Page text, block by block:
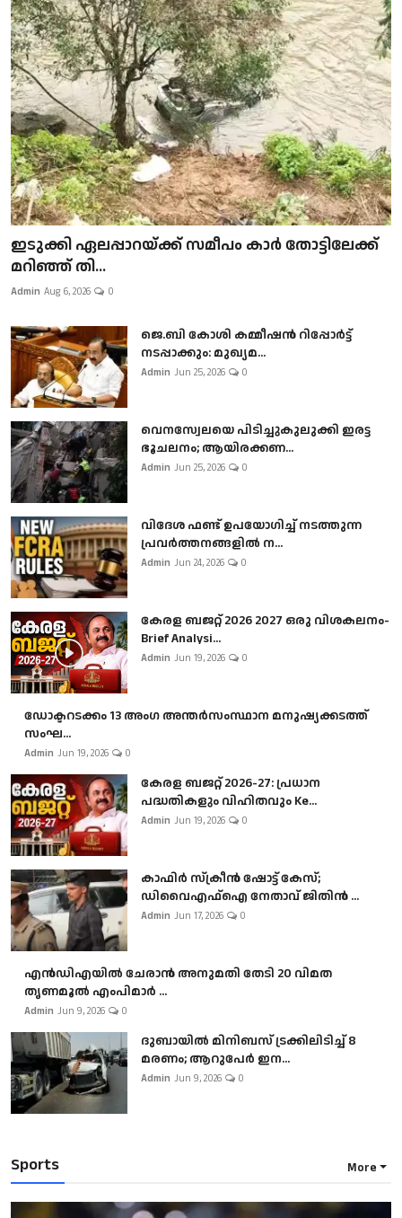
ഇടുക്കി ഏലപ്പാറയ്ക്ക് സമീപം കാർ തോട്ടിലേക്ക്
മറിഞ്ഞ് തി...
Admin Aug 6, 2026 0
ജെ.ബി കോശി കമ്മീഷൻ റിപ്പോർട്ട്
നടപ്പാക്കും: മുഖ്യമ...
Admin Jun 25, 2026 0
വെനസ്വേലയെ പിടിച്ചുകുലുക്കി ഇരട്ട
ഭൂചലനം; ആയിരക്കണ...
Admin Jun 25, 2026 0
വിദേശ ഫണ്ട് ഉപയോഗിച്ച് നടത്തുന്ന
പ്രവർത്തനങ്ങളിൽ ന...
Admin Jun 24, 2026 0
കേരള ബജറ്റ് 2026 2027 ഒരു വിശകലനം-
Brief Analysi...
Admin Jun 19, 2026 0
ഡോക്ടറടക്കം 13 അംഗ അന്തർസംസ്ഥാന മനുഷ്യക്കടത്ത്
സംഘ...
Admin Jun 19, 2026 0
കേരള ബജറ്റ് 2026-27: പ്രധാന
പദ്ധതികളും വിഹിതവും Ke...
Admin Jun 19, 2026 0
കാഫിർ സ്‌ക്രീൻ ഷോട്ട് കേസ്;
ഡിവൈഎഫ്ഐ നേതാവ് ജിതിൻ ...
Admin Jun 17, 2026 0
എൻഡിഎയിൽ ചേരാൻ അനുമതി തേടി 20 വിമത
തൃണമൂൽ എംപിമാർ ...
Admin Jun 9, 2026 0
ദുബായിൽ മിനിബസ്​ ട്രക്കിലിടിച്ച് 8
മരണം; ആറുപേർ ഇന...
Admin Jun 9, 2026 0
Sports More